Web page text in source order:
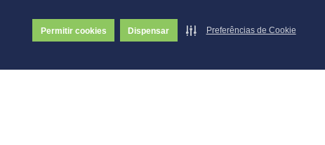
Permitir cookies Dispensar Preferências de Cookie